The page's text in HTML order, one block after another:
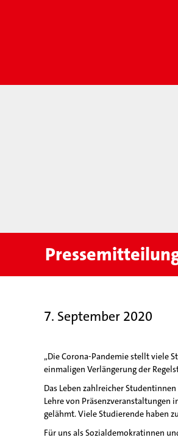
7. September 2020
„Die Corona-Pandemie stellt viele
einmaligen Verlängerung der
Das Leben zahlreicher
Lehre von
gelähmt. Viele Studierende haben
Für uns als Sozialdemokratinnen